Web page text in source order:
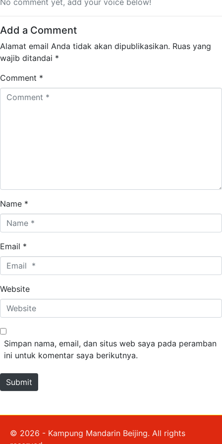
Add a Comment
Alamat email Anda tidak akan dipublikasikan. Ruas yang
wajib ditandai *
Comment *
Name *
Email *
Website
Simpan nama, email, dan situs web saya pada peramban
ini untuk komentar saya berikutnya.
Submit
© 2026 - Kampung Mandarin Beijing. All rights